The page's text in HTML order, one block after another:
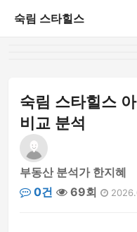
숙림 스타힐스
숙림 스타힐스
비교 분석
부동산 분석가 한지혜
0건
69회